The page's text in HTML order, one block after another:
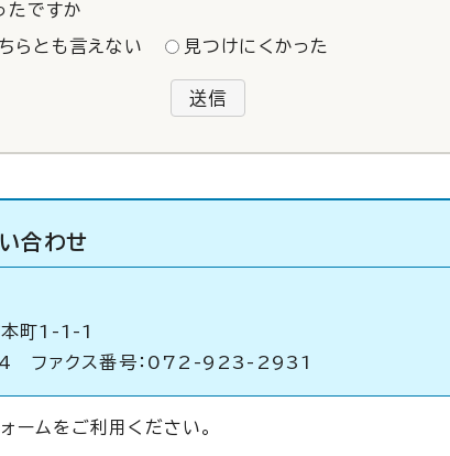
たですか
らとも言えない 見つけにくかった
送信
合わせ
町1-1-1
ファクス番号：072-923-2931
ームをご利用ください。